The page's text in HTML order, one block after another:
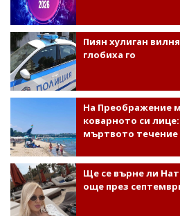
Пиян хулиган
глобиха го
На Преображение
коварното си
мъртвото течение
Ще се върне ли
още през